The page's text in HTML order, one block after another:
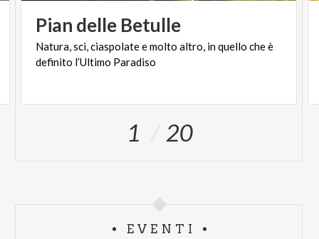
Pian delle Betulle
Natura,sci,ciaspolateemolto altro, inquello cheè
definito l’Ultimo Paradiso
1 20
EVENTI